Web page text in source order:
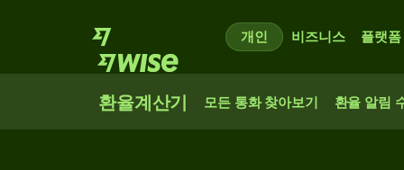
개인 비즈니스 플랫폼
환율계산기 모든 통화 찾아보기 환율 알림